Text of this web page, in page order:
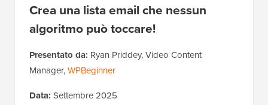
Crea una lista email che nessun
algoritmo può toccare!
Presentato da: Ryan Priddey, Video Content
Manager,WPBeginner
Data: Settembre 2025